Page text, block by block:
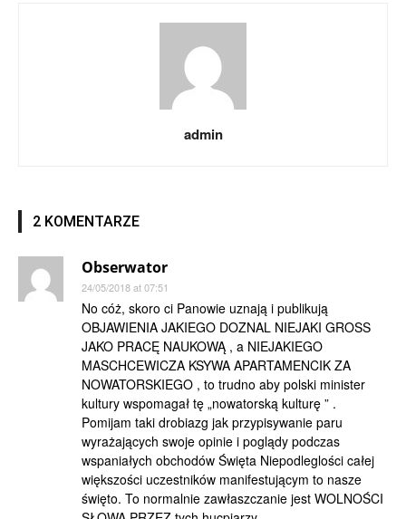
admin
2 KOMENTARZE
Obserwator
24/05/2018 at 07:51
No cóż, skoro ci Panowie uznają i publikują
OBJAWIENIA JAKIEGO DOZNAL NIEJAKI GROSS
JAKO PRACĘ NAUKOWĄ , a NIEJAKIEGO
MASCHCEWICZA KSYWA APARTAMENCIK ZA
NOWATORSKIEGO , to trudno aby polski minister
kultury wspomagał tę „nowatorską kulturę ” .
Pomijam taki drobiazg jak przypisywanie paru
wyrażających swoje opinie i poglądy podczas
wspaniałych obchodów Święta Niepodleglości całej
większości uczestników manifestującym to nasze
święto. To normalnie zawłaszczanie jest WOLNOŚCI